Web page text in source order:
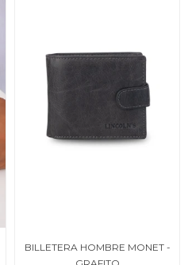
BILLETERA HOMBRE MONET -